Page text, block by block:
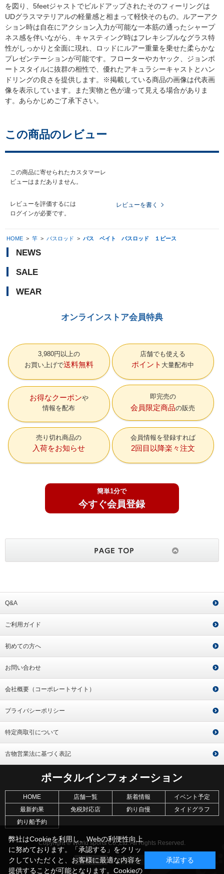
を図り、5feetジャストでビルドアップされたそのフィーリングは
UDグラスマテリアルの軽量感と相まって軽快そのもの。ルアーアク
ション時は自在にアクション入力が可能な一本筋の通ったシャープ
ネス感を伴いながら、キャスティング時はフレキシブルなグラス特
性がしっかりと全面に現れ、ロッドにルアー重量を乗せた柔らかな
プレゼンテーションが可能です。フローターやカヤック、ジョンボ
ートスタイルに抜群の相性で、優れたアキュラシーキャストとハン
ドリングの良さを提供します。※掲載している商品の画像は代表画
像を表示しています。また実物と色が違って見える場合がありま
す。あらかじめご了承下さい。
この商品のレビュー
この商品に寄せられたカスタマーレ
ビューはまだありません。
レビューを評価するには
ログインが必要です。
レビューを書く
HOME > 竿 > バスロッド > バス ベイト バスロッド １ピース
NEWS
SALE
WEAR
オンラインストア会員特典
3,980円以上の
お買い上げで送料無料
店舗でも使える
ポイント 大量配布中
お得なクーポン
情報を配布
即完売の
会員限定商品の販売
売り切れ商品の
入荷をお知らせ
会員情報を登録すれば
2回目以降楽々注文
簡単1分で
今すぐ会員登録
Q&A
ご利用ガイド
初めての方へ
お問い合わせ
会社概要（コーポレートサイト）
プライバシーポリシー
特定商取引について
古物営業法に基づく表記
ポータルインフォメーション
HOME 店舗一覧 新着情報
イベント予定
最新釣果
免税対応店 釣り自慢
タイドグラフ
釣り船予約
Copyright © World sports Co.,Ltd. All Rights Reserved.
弊社はCookieを利用し、Webの利便性向上
に努めております。「承認する」をクリッ
クしていただくと、お客様に最適な内容を
提供することが可能となります。Cookieの
承諾する